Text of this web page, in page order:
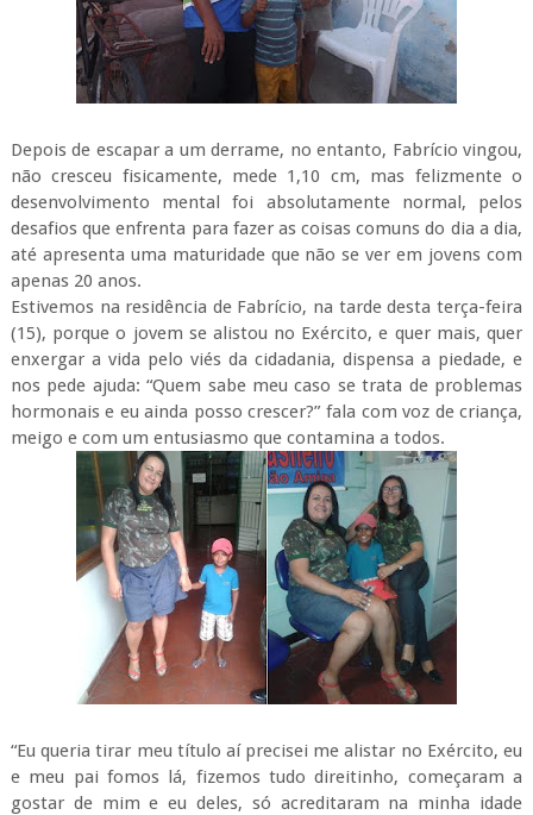
Depois de escapar a um derrame, no entanto, Fabrício vingou,
não cresceu fisicamente, mede 1,10 cm, mas felizmente o
desenvolvimento mental foi absolutamente normal, pelos
desafios que enfrenta para fazer as coisas comuns do dia a dia,
até apresenta uma maturidade que não se ver em jovens com
apenas 20 anos.
Estivemos na residência de Fabrício, na tarde desta terça-feira
(15), porque o jovem se alistou no Exército, e quer mais, quer
enxergar a vida pelo viés da cidadania, dispensa a piedade, e
nos pede ajuda: “Quem sabe meu caso se trata de problemas
hormonais e eu ainda posso crescer?” fala com voz de criança,
meigo e com um entusiasmo que contamina a todos.
“Eu queria tirar meu título aí precisei me alistar no Exército, eu
e meu pai fomos lá, fizemos tudo direitinho, começaram a
gostar de mim e eu deles, só acreditaram na minha idade